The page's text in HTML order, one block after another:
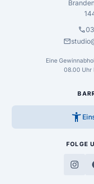
call
mail
Eine
08.00 Uhr
accessibility_new
FOLGE